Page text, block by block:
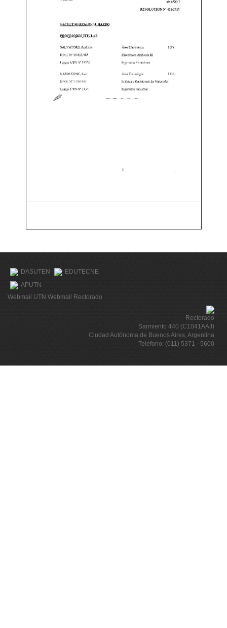
DASUTEN
EDUTECNE
APUTN
Webmail UTN Webmail Rectorado
Rectorado
Sarmiento 440 (C1041AAJ)
Ciudad Autónoma de Buenos Aires, Argentina
Teléfono: (011) 5371 - 5600